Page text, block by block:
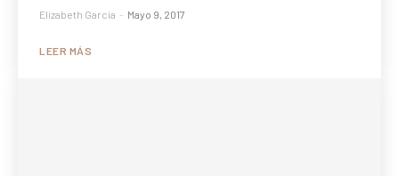
Elizabeth García - Mayo 9, 2017
LEER MÁS